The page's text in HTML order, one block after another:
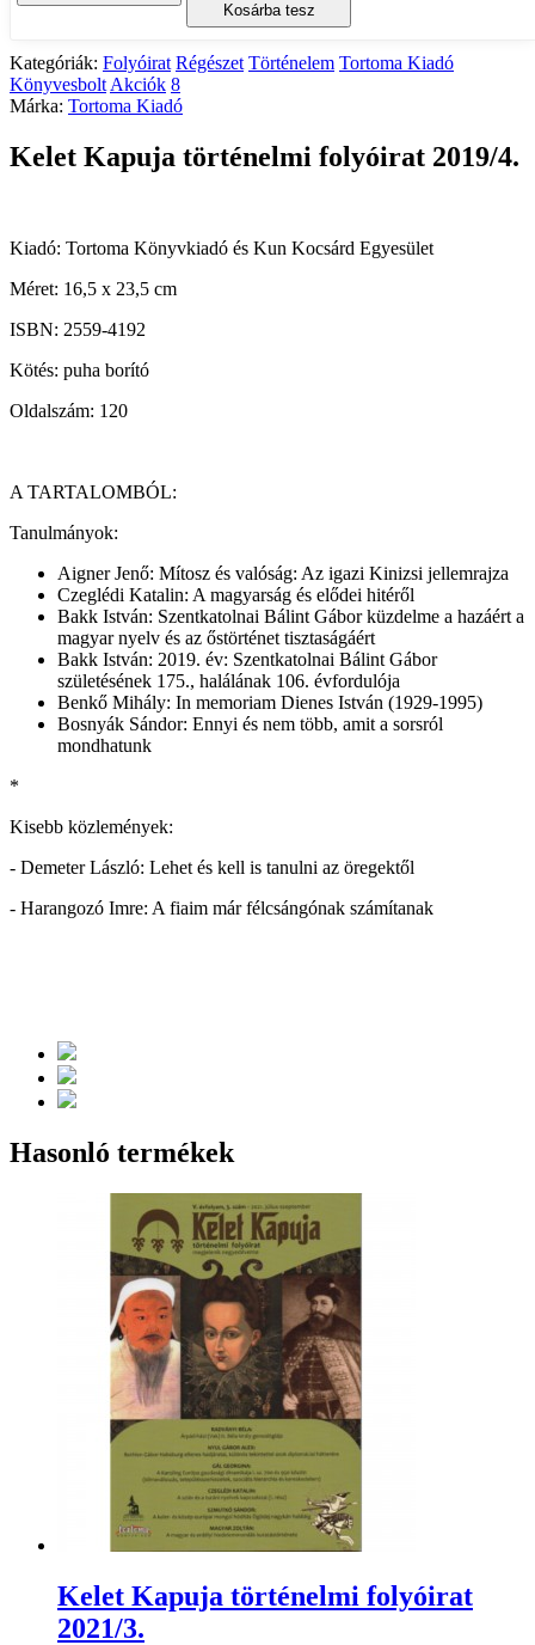
Kosárba tesz
Kategóriák: Folyóirat Régészet Történelem Tortoma Kiadó
KönyvesboltAkciók 8
Márka: Tortoma Kiadó
Kelet Kapuja történelmi folyóirat 2019/4.
Kiadó: Tortoma Könyvkiadó és Kun Kocsárd Egyesület
Méret: 16,5 x 23,5 cm
ISBN: 2559-4192
Kötés: puha borító
Oldalszám: 120
A TARTALOMBÓL:
Tanulmányok:
Aigner Jenő: Mítosz és valóság: Az igazi Kinizsi jellemrajza
Czeglédi Katalin: A magyarság és elődei hitéről
Bakk István: Szentkatolnai Bálint Gábor küzdelme a hazáért a
magyar nyelv és az őstörténet tisztaságáért
Bakk István: 2019. év: Szentkatolnai Bálint Gábor
születésének 175., halálának 106. évfordulója
Benkő Mihály: In memoriam Dienes István (1929-1995)
Bosnyák Sándor: Ennyi és nem több, amit a sorsról
mondhatunk
*
Kisebb közlemények:
- Demeter László: Lehet és kell is tanulni az öregektől
- Harangozó Imre: A fiaim már félcsángónak számítanak
Hasonló termékek
Kelet Kapuja történelmi folyóirat
2021/3.